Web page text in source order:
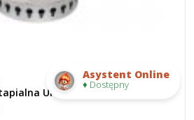
Asystent Online
♦ Dostępny
Unilift KP 150 z pływakiem